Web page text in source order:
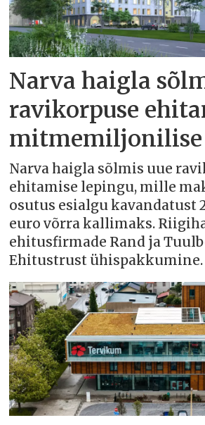
Narva haigla
ravikorpuse
Narva haigla sõlmis uue
ehitamise lepingu, mille
osutus esialgu kavandatust
euro võrra kallimaks.
ehitusfirmade Rand ja
Ehitustrust ühispakkumine.